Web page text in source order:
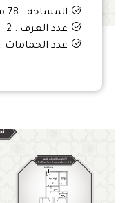
المساحة : 78 متر
عدد الغرف : 2
عدد الحمامات : 2